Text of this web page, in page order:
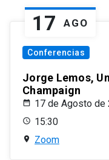
17 AGO
Conferencias
Jorge Lemos,
Champaign
17 de Agosto de
15:30
Zoom